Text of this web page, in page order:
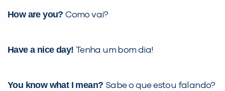
How are you?Como vai?
Have a nice day! Tenha um bom dia!
You know what I mean? Sabe o que estou falando?